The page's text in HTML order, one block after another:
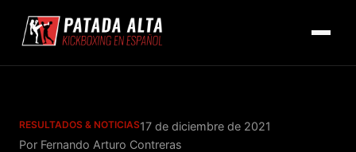
RESULTADOS & NOTICIAS17 de diciembre de 2021
Por Fernando Arturo Contreras